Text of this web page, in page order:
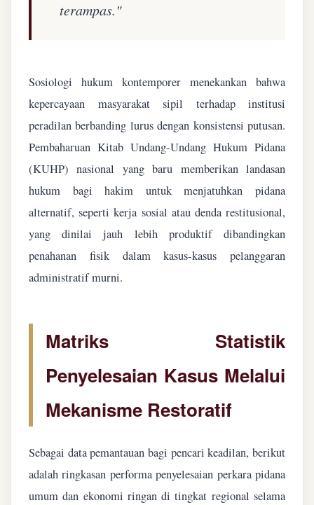
terampas."
Sosiologi hukum kontemporer menekankan bahwa
kepercayaan masyarakat sipil terhadap institusi
peradilan berbanding lurus dengan konsistensi putusan.
Pembaharuan Kitab Undang-Undang Hukum Pidana
(KUHP) nasional yang baru memberikan landasan
hukum bagi hakim untuk menjatuhkan pidana
alternatif, seperti kerja sosial atau denda restitusional,
yang dinilai jauh lebih produktif dibandingkan
penahanan fisik dalam kasus-kasus pelanggaran
administratif murni.
Matriks Statistik
Penyelesaian Kasus Melalui
Mekanisme Restoratif
Sebagai data pemantauan bagi pencari keadilan, berikut
adalah ringkasan performa penyelesaian perkara pidana
umum dan ekonomi ringan di tingkat regional selama